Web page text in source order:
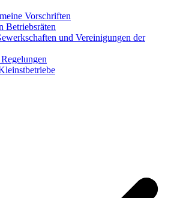
Vorschriften
Betriebsräten
und Vereinigungen der